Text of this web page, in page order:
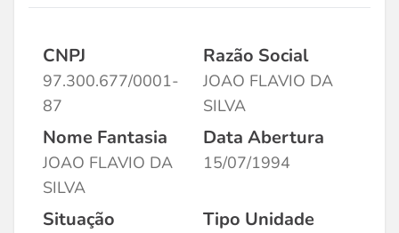
CNPJ
97.300.677/0001-
87
Razão Social
JOAO FLAVIO DA
SILVA
Nome Fantasia
JOAO FLAVIO DA
SILVA
Data Abertura
15/07/1994
Situação Tipo Unidade